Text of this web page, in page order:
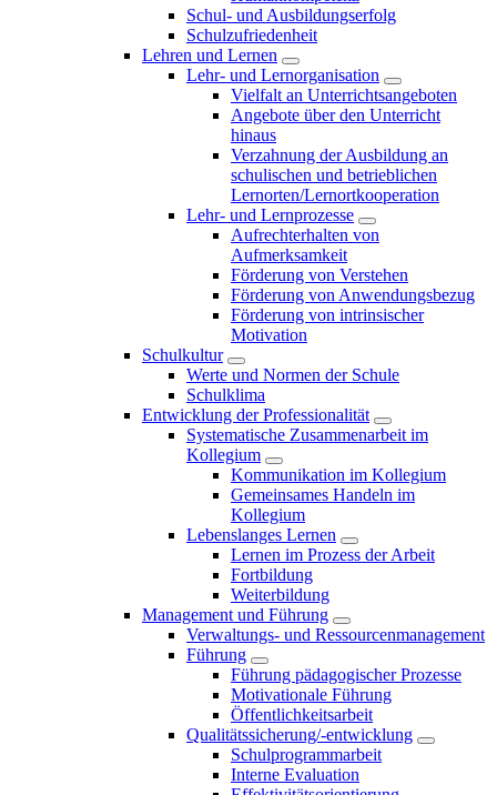
Schul- und Ausbildungserfolg
Schulzufriedenheit
Lehren und Lernen
Lehr- und Lernorganisation
Vielfalt an Unterrichtsangeboten
Angebote über den Unterricht
hinaus
Verzahnung der Ausbildung an
schulischen und betrieblichen
Lernorten/Lernortkooperation
Lehr- und Lernprozesse
Aufrechterhalten von
Aufmerksamkeit
Förderung von Verstehen
Förderung von Anwendungsbezug
Förderung von intrinsischer
Motivation
Schulkultur
Werte und Normen der Schule
Schulklima
Entwicklung der Professionalität
Systematische Zusammenarbeit im
Kollegium
Kommunikation im Kollegium
Gemeinsames Handeln im
Kollegium
Lebenslanges Lernen
Lernen im Prozess der Arbeit
Fortbildung
Weiterbildung
Management und Führung
Verwaltungs- und Ressourcenmanagement
Führung
Führung pädagogischer Prozesse
Motivationale Führung
Öffentlichkeitsarbeit
Qualitätssicherung/-entwicklung
Schulprogrammarbeit
Interne Evaluation